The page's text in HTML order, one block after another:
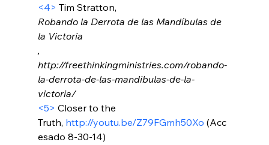
<4> Tim Stratton,
Robando la Derrota de las Mandíbulas de
la Victoria
,
http://freethinkingministries.com/robando-
la-derrota-de-las-mandibulas-de-la-
victoria/
<5> Closer to the
Truth, http://youtu.be/Z79FGmh50Xo (Acc
esado 8-30-14)